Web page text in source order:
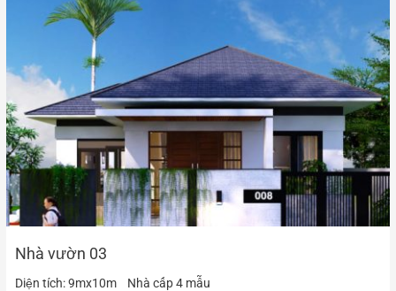
Nhà vườn 03
Diện tích: 9mx10m Nhà cấp 4 mẫu